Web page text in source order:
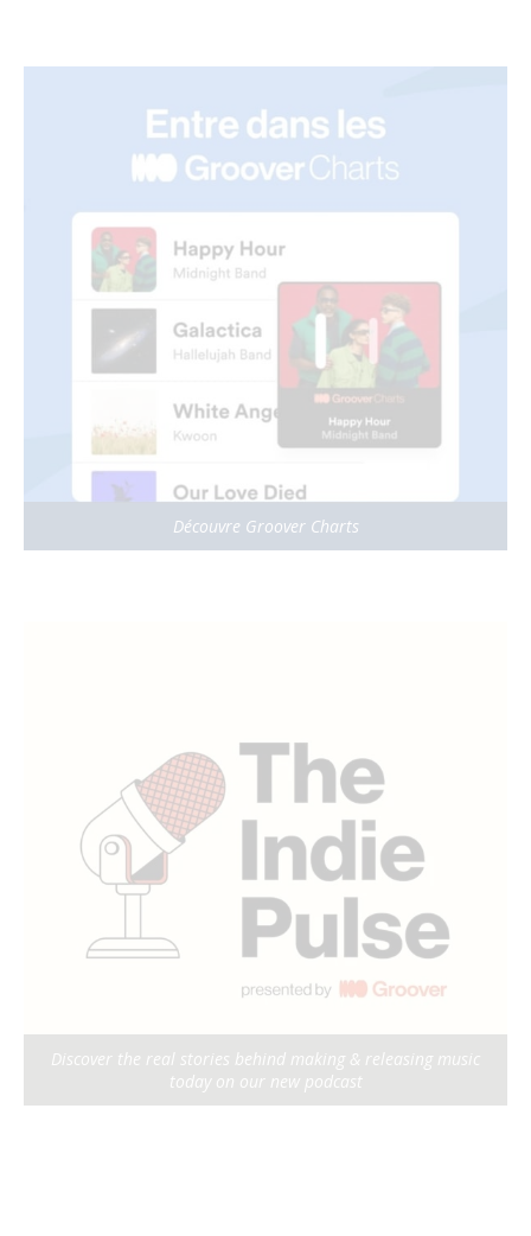
Découvre Groover Charts
Discover the real stories behind making & releasing music
today on our new podcast